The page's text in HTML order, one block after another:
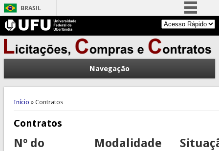
BRASIL
Simplifique!
Comunica BR
Participe
Acesso à informação
Legislação
Navegação
Você está aqui
Início » Contratos
Contratos
Nº do
Modalidade